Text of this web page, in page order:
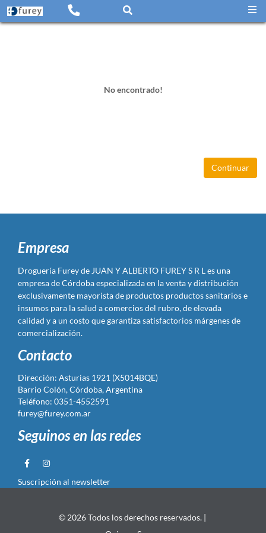
No encontrado!
Continuar
Empresa
Droguería Furey de JUAN Y ALBERTO FUREY S R L es una
empresa de Córdoba especializada en la venta y distribución
exclusivamente mayorista de productos productos sanitarios e
insumos para la salud a comercios del rubro, de elevada
calidad y a un costo que garantiza satisfactorios márgenes de
comercialización.
Contacto
Dirección: Asturias 1921 (X5014BQE)
Barrio Colón, Córdoba, Argentina
Teléfono: 0351-4552591
furey@furey.com.ar
Seguinos en las redes
Suscripción al newsletter
© 2026 Todos los derechos reservados. |